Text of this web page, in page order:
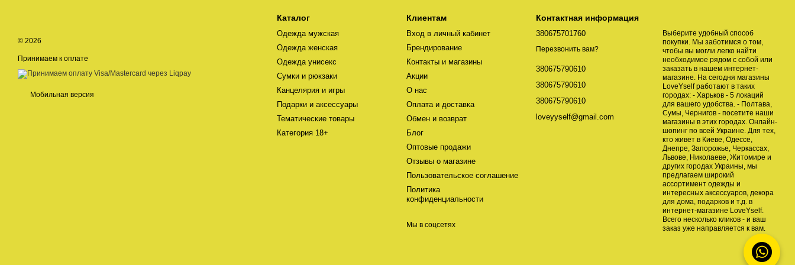
© 2026
Принимаем к оплате
Мобильная версия
Каталог
Одежда мужская
Одежда женская
Одежда унисекс
Сумки и рюкзаки
Канцелярия и игры
Подарки и аксессуары
Тематические товары
Категория 18+
Клиентам
Вход в личный кабинет
Брендирование
Контакты и магазины
Акции
О нас
Оплата и доставка
Обмен и возврат
Блог
Оптовые продажи
Отзывы о магазине
Пользовательское соглашение
Политика
конфиденциальности
Мы в соцсетях
Контактная информация
380675701760
Перезвонить вам?
380675790610
380675790610
380675790610
loveyyself@gmail.com
Выберите удобный способ
покупки. Мы заботимся о том,
чтобы вы могли легко найти
необходимое рядом с собой или
заказать в нашем интернет-
магазине. На сегодня магазины
LoveYself работают в таких
городах: - Харьков - 5 локаций
для вашего удобства. - Полтава,
Сумы, Чернигов - посетите наши
магазины в этих городах. Онлайн-
шопинг по всей Украине. Для тех,
кто живет в Киеве, Одессе,
Днепре, Запорожье, Черкассах,
Львове, Николаеве, Житомире и
других городах Украины, мы
предлагаем широкий
ассортимент одежды и
интересных аксессуаров, декора
для дома, подарков и т.д. в
интернет-магазине LoveYself.
Всего несколько кликов - и ваш
заказ уже направляется к вам.